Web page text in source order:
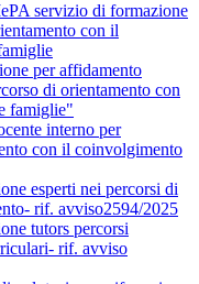
servizio di formazione
con il
per affidamento
di orientamento con
famiglie"
interno per
con il coinvolgimento
esperti nei percorsi di
rif. avviso2594/2025
tutors percorsi
rif. avviso